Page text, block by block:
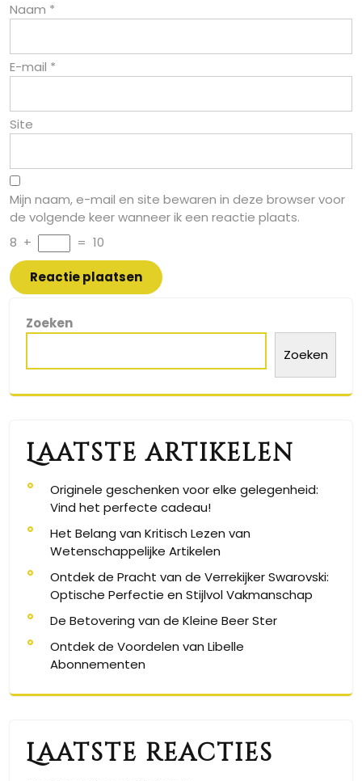
Naam *
E-mail *
Site
Mijn naam, e-mail en site bewaren in deze browser voor
de volgende keer wanneer ik een reactie plaats.
8 + = 10
Zoeken
Zoeken
Laatste artikelen
Originele geschenken voor elke gelegenheid:
Vind het perfecte cadeau!
Het Belang van Kritisch Lezen van
Wetenschappelijke Artikelen
Ontdek de Pracht van de Verrekijker Swarovski:
Optische Perfectie en Stijlvol Vakmanschap
De Betovering van de Kleine Beer Ster
Ontdek de Voordelen van Libelle
Abonnementen
Laatste reacties